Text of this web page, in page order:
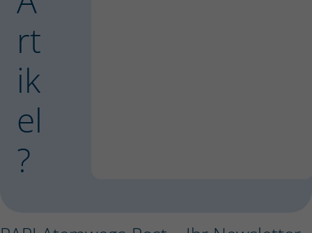
rt
ik
el
?